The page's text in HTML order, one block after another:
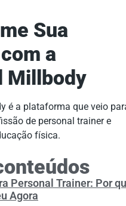
Sua
a
Millbody
é a plataforma que veio
de personal trainer e
física.
Personal Trainer: Por
Agora